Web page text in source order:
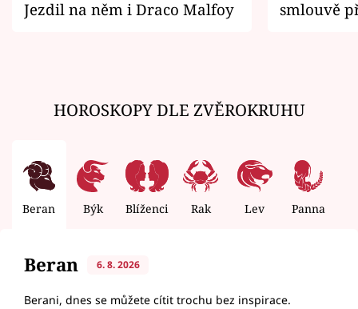
Jezdil na něm i Draco Malfoy
smlouvě
HOROSKOPY DLE ZVĚROKRUHU
Beran Býk Blíženci Rak Lev Panna
Beran 6. 8. 2026
Berani, dnes se můžete cítit trochu bez inspirace.